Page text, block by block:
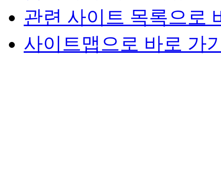
관련 사이트 목록으로
사이트맵으로 바로 가